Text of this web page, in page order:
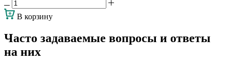
В корзину
Часто задаваемые вопросы и ответы
на них